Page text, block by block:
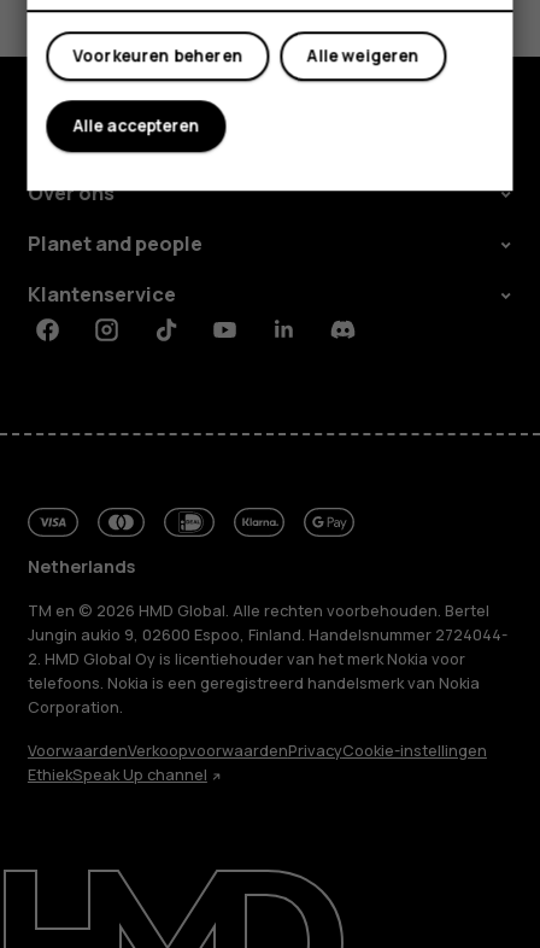
Mijn account
Herstellen, hergebruiken, recyclen
Duurzaamheid
Klantenservice
Ja Nee
Shop
Over ons
Planet and people
Klantenservice
FacebookInstagramTiktokYoutubeLinkedinDiscord
Netherlands
TM en © 2026 HMD Global. Alle rechten voorbehouden. Bertel
Jungin aukio 9, 02600 Espoo, Finland. Handelsnummer 2724044-
2. HMD Global Oy is licentiehouder van het merk Nokia voor
telefoons. Nokia is een geregistreerd handelsmerk van Nokia
Corporation.
VoorwaardenVerkoopvoorwaardenPrivacyCookie-instellingen
EthiekSpeak Up channel
Alle weigeren
Voorkeuren beheren
Alle accepteren